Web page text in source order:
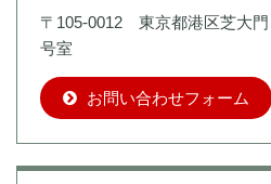
〒105-0012 東京都港区芝大門
号室
お問い合わせフォーム